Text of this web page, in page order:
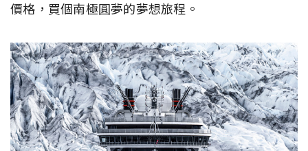
價格，買個南極圓夢的夢想旅程。